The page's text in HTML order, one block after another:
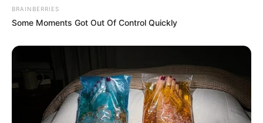
BRAINBERRIES
Some Moments Got Out Of Control Quickly